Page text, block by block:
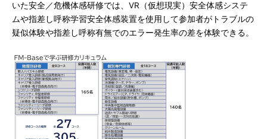
いた安全／危機体感研修では、VR（仮想現実）安全体感システ
ムや指差し呼称学習安全体感装置を使用して参加者がトラブルの
疑似体験や指差し呼称有無でのエラー発生率の差を体験できる。